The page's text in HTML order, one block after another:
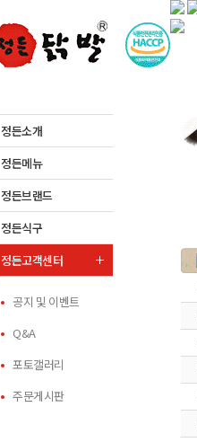
정든소개
정든메뉴
정든브랜드
정든식구
정든고객센터
공지 및 이벤트
Q&A
포토갤러리
주문게시판